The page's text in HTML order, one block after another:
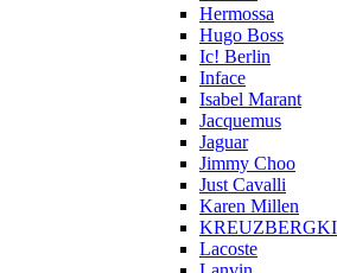
Hermossa
Hugo Boss
Ic! Berlin
Inface
Isabel Marant
Jacquemus
Jaguar
Jimmy Choo
Just Cavalli
Karen Millen
Lacoste